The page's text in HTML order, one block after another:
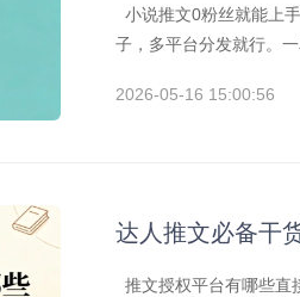
小说推文0粉丝就能上
子，多平台分发就行。
2026-05-16 15:00:56
达人推文必备干
推文授权平台有哪些直